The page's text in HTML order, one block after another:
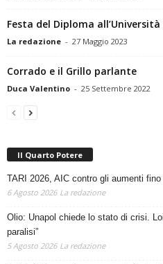
Festa del Diploma
La redazione - 27 Maggio 2023
Corrado e il Grillo parlante
Duca Valentino - 25 Settembre 2022
Il Quarto Potere
TARI 2026, AIC contro gli aumenti
6 Agosto 2026 La redazione
Olio: Unapol chiede lo stato di crisi.
paralisi”
5 Agosto 2026 La redazione